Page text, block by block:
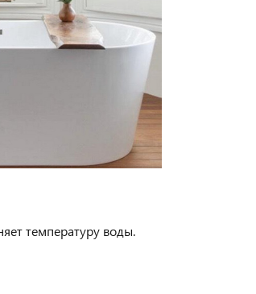
температуру воды.